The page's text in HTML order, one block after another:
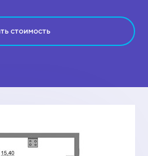
стоимость